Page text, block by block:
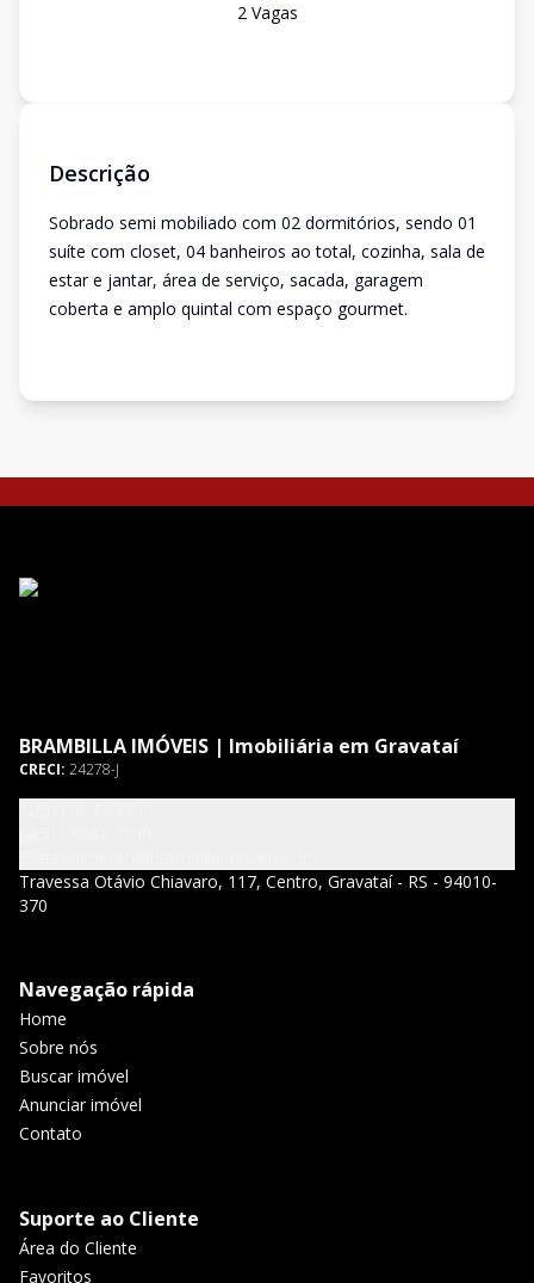
2Vagas
Descrição
Sobrado semi mobiliado com 02 dormitórios, sendo 01
suíte com closet, 04 banheiros ao total, cozinha, sala de
estar e jantar, área de serviço, sacada, garagem
coberta e amplo quintal com espaço gourmet.
BRAMBILLA IMÓVEIS | Imobiliária em Gravataí
CRECI: 24278-J
Travessa Otávio Chiavaro, 117, Centro, Gravataí - RS - 94010-
370
Navegação rápida
Home
Sobre nós
Buscar imóvel
Anunciar imóvel
Contato
Suporte ao Cliente
Área do Cliente
Favoritos